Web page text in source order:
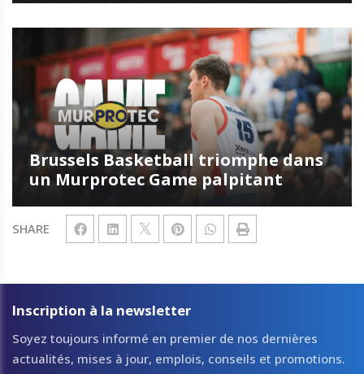
SHARE
Brussels Basketball triomphe dans
un Murprotec Game palpitant
Inscription à la newsletter
Soyez toujours informé en premier de nos dernières
actualités, mises à jour, emplois, conseils et promotions.